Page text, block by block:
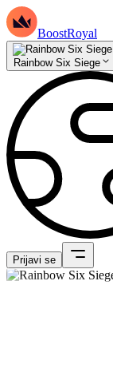
BoostRoyal
Rainbow Six Siege
Prijavi se